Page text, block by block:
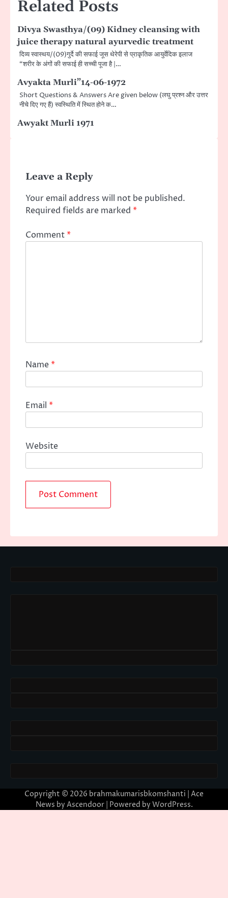
Related Posts
Divya Swasthya/(09) Kidney cleansing with
juice therapy natural ayurvedic treatment
दिव्य स्वास्थय/(09)गुर्दे की सफाई जूस थेरेपी से प्राकृतिक आयुर्वेदिक इलाज
“शरीर के अंगों की सफाई ही सच्ची पूजा है |…
Avyakta Murli”14-06-1972
Short Questions & Answers Are given below (लघु प्रश्न और उत्तर
नीचे दिए गए हैं) स्वस्थिति में स्थित होने क…
Awyakt Murli 1971
Leave a Reply
Your email address will not be published.
Required fields are marked *
Comment*
Name*
Email *
Website
Copyright © 2026 brahmakumarisbkomshanti | Ace
News by Ascendoor| Powered by WordPress.